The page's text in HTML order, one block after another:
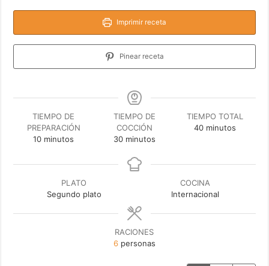
Imprimir receta
Pinear receta
TIEMPO DE
PREPARACIÓN
10minutos
minutos
TIEMPO DE
COCCIÓN
30minutos
minutos
TIEMPO TOTAL
40minutos
minutos
PLATO
Segundo plato
COCINA
Internacional
RACIONES
6 personas